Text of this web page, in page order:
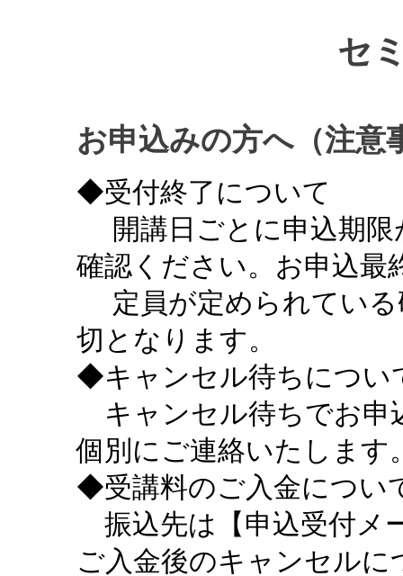
セ
お申込みの方へ（注意
◆受付終了について
開講日ごとに申込期限
確認ください。お申込最
定員が定められている
切となります。
◆キャンセル待ちについ
キャンセル待ちでお申
個別にご連絡いたします
◆受講料のご入金につい
振込先は【申込受付メ
ご入金後のキャンセル